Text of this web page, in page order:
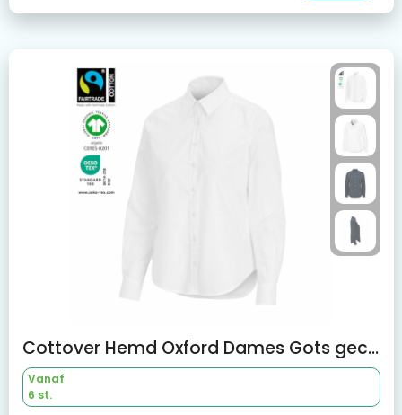
Cottover Hemd Oxford Dames Gots gecertificeerd
Vanaf
6 st.